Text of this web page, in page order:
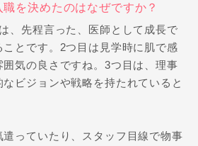
を決めたのはなぜですか？
、先程言った、医師として成長で
とです。2つ目は見学時に肌で感
囲気の良さですね。3つ目は、理事
ビジョンや戦略を持たれていると
っていたり、スタッフ目線で物事